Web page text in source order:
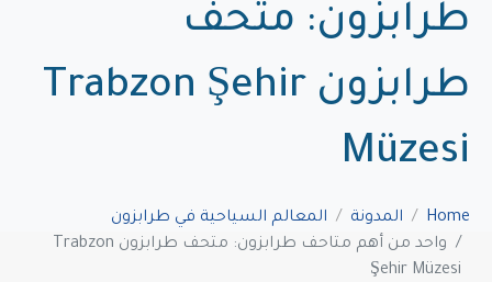
طرابزون: متحف
طرابزون Trabzon Şehir
Müzesi
Home المدونة
المعالم السياحية في طرابزون
واحد من أهم متاحف طرابزون: متحف طرابزون Trabzon
Şehir Müzesi